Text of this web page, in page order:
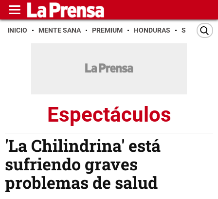
INICIO MENTE SANA PREMIUM HONDURAS SAN PEDRO
Espectáculos
'La Chilindrina' está
sufriendo graves
problemas de salud